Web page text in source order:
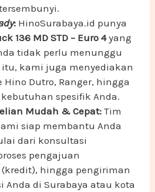
: HinoSurabaya.id punya
136 MD STD – Euro 4yang
tidak perlu menunggu
itu, kami juga menyediakan
Hino Dutro, Ranger, hingga
spesifik Anda.
Mudah & Cepat: Tim
siap membantu Anda
dari konsultasi
pengajuan
hingga pengiriman
Anda di Surabaya atau kota